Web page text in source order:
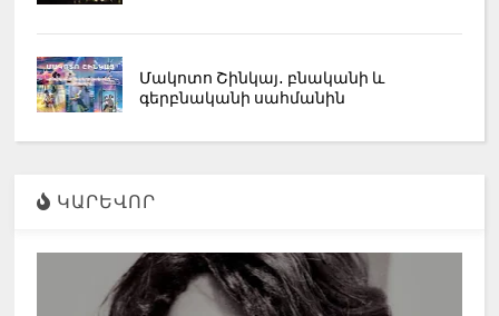
Մակոտո Շինկայ․ բնականի և
գերբնականի սահմանին
ԿԱՐԵՎՈՐ